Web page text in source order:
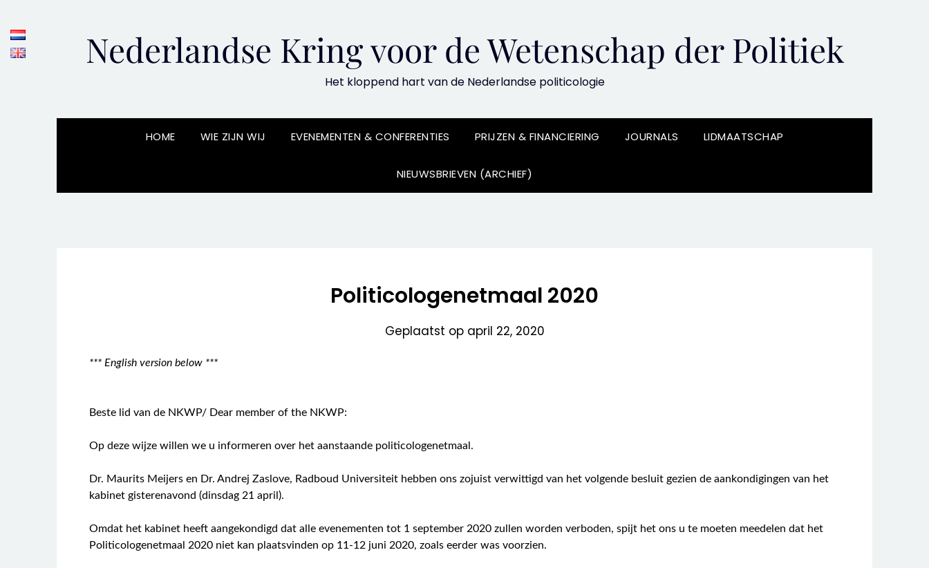
to
content
Nederlandse Kring voor de Wetenschap der Politiek
Het kloppend hart van de Nederlandse politicologie
HOME WIE ZIJN WIJ EVENEMENTEN & CONFERENTIES PRIJZEN & FINANCIERING JOURNALS LIDMAATSCHAP
NIEUWSBRIEVEN (ARCHIEF)
Politicologenetmaal 2020
Geplaatst op april 22, 2020
*** English version below ***
Beste lid van de NKWP/ Dear member of the NKWP:
Op deze wijze willen we u informeren over het aanstaande politicologenetmaal.
Dr. Maurits Meijers en Dr. Andrej Zaslove, Radboud Universiteit hebben ons zojuist verwittigd van het volgende besluit gezien de aankondigingen van het
kabinet gisterenavond (dinsdag 21 april).
Omdat het kabinet heeft aangekondigd dat alle evenementen tot 1 september 2020 zullen worden verboden, spijt het ons u te moeten meedelen dat het
Politicologenetmaal 2020 niet kan plaatsvinden op 11-12 juni 2020, zoals eerder was voorzien.